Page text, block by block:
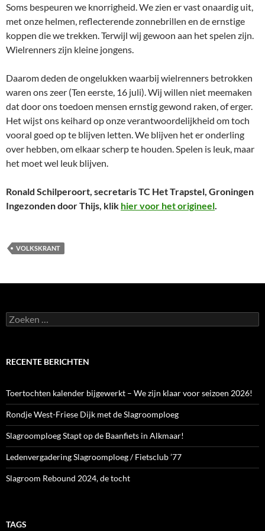
Soms bespeuren we knorrigheid. We zien er vast onaardig uit,
met onze helmen, reflecterende zonnebrillen en de ernstige
koppen die we trekken. Terwijl wij gewoon aan het spelen zijn.
Wielrenners zijn kleine jongens.
Daarom deden de ongelukken waarbij wielrenners betrokken
waren ons zeer (Ten eerste, 16 juli). Wij willen niet meemaken
dat door ons toedoen mensen ernstig gewond raken, of erger.
Het wijst ons keihard op onze verantwoordelijkheid om toch
vooral goed op te blijven letten. We blijven het er onderling
over hebben, om elkaar scherp te houden. Spelen is leuk, maar
het moet wel leuk blijven.
Ronald Schilperoort, secretaris TC Het Trapstel, Groningen
Ingezonden door Thijs, klik hier voor het origineel
VOLKSKRANT
Zoeken
naar:
RECENTE BERICHTEN
Toertochten kalender bijgewerkt – We zijn klaar voor seizoen 2026!
Rondje West-Friese Dijk met de Slagroomploeg
Slagroomploeg Stapt op de Baanfiets in Alkmaar!
Ledenvergadering Slagroomploeg / Fietsclub ’77
Slagroom Rebound 2024, de tocht
TAGS